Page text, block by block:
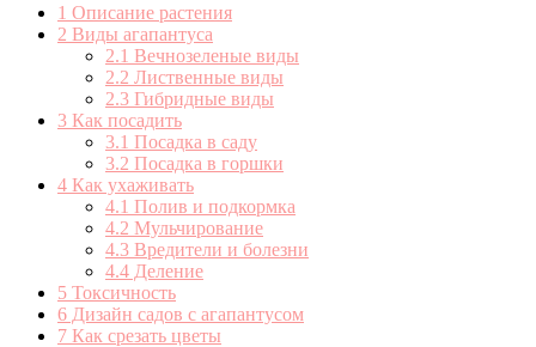
1 Описание растения
2 Виды агапантуса
2.1 Вечнозеленые виды
2.2 Лиственные виды
2.3 Гибридные виды
3 Как посадить
3.1 Посадка в саду
3.2 Посадка в горшки
4 Как ухаживать
4.1 Полив и подкормка
4.2 Мульчирование
4.3 Вредители и болезни
4.4 Деление
5 Токсичность
6 Дизайн садов с агапантусом
7 Как срезать цветы